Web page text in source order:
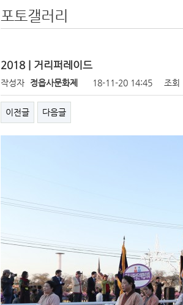
포토갤러리
2018 | 거리퍼레이드
작성자 정읍사문화제 18-11-20 14:45 조회
이전글 다음글